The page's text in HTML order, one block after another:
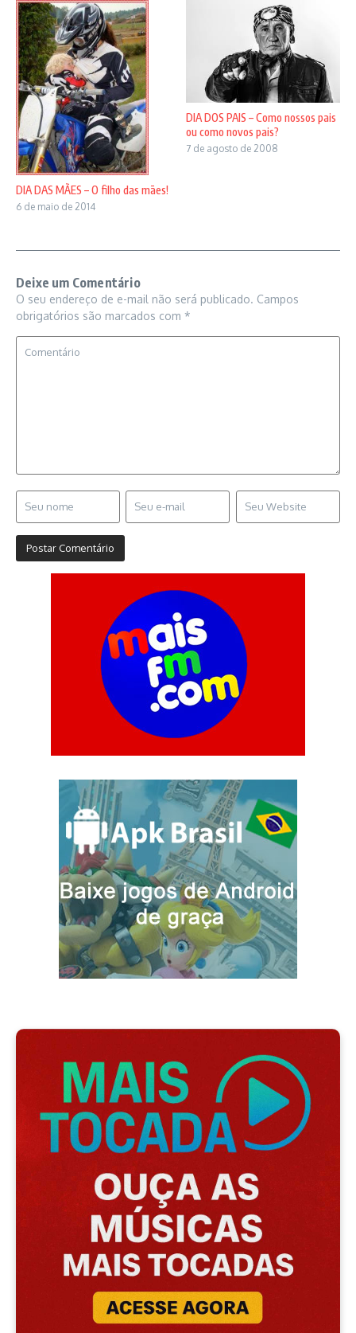
DIA DAS MÃES – O filho das mães!
6 de maio de 2014
DIA DOS PAIS – Como nossos pais
ou como novos pais?
7 de agosto de 2008
Deixe um Comentário
O seu endereço de e-mail não será publicado. Campos
obrigatórios são marcados com *